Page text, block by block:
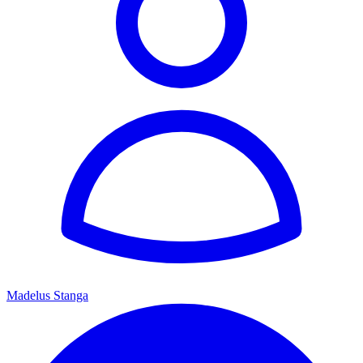
Madelus Stanga